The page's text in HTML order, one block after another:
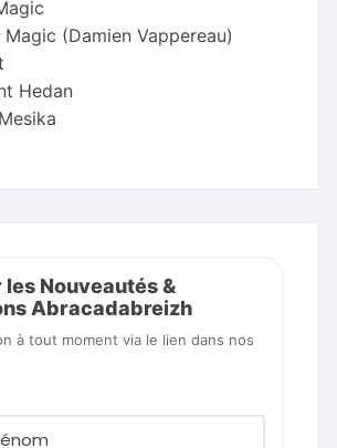
Magic (Damien Vappereau)
Hedan
les Nouveautés &
Abracadabreizh
à tout moment via le lien dans nos